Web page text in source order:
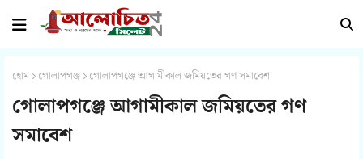
হোম গোলাপগঞ্জ গোলাপগঞ্জে আগামীকাল জমিয়তের গণ সমাবেশ
গোলাপগঞ্জে আগামীকাল জমিয়তের গণ
সমাবেশ